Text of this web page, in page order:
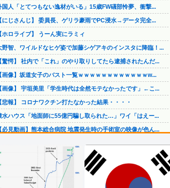
国人「とてつもない逸材がいる」15歳FW礒部怜夢、衝撃...
【にじさんじ】 委員長、ゲリラ豪雨でPC浸水→データ完全...
【ホロライブ】 うーん実にラミィ
野智、ワイルドなヒゲ姿で加藤シゲアキのインスタに降臨！...
【驚愕】 社内で「これ」のやり取りしてたら逮捕されたんだ...
【画像】坂道女子のバスト一覧ｗｗｗｗｗｗｗｗｗｗｗｗw...
【画像】 宇垣美里「学生時代は全然モテなかったです」←こ...
【悲報】 コロナワクチン打たなかった結果・・・・
水ハウス「地面師に55億円騙し取られた…」ワイ「はえー...
【必見動画】熊本総合病院 地震発生時の手術室の映像が色ん...
【画像】 『金田一少年の事件簿』で好きな死体ランキング１...
【画像】 福岡、こんなのが普通に走ってるｗｗｗｗｗｗｗｗ...
【悲報】 吉岡里帆さん、アドリブで相手役俳優の手を取りお...
（ ´_ゝ`）中道幹事長、食料品消費税2年間1%の閣議決...